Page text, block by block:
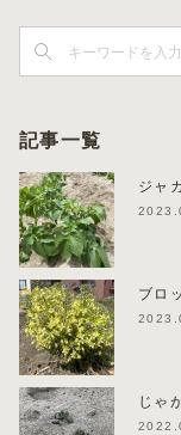
記事一覧
ジャ
ブロ
じゃ